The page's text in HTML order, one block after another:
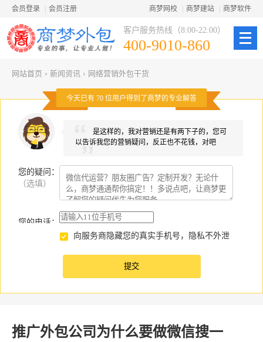
会员登录 会员注册 商梦网校 商梦建站 商梦软件
客户服务热线（8:00-22:00）
400-9010-860
网站首页 › 新闻资讯 › 网络营销外包干货
今天已有 70 位用户得到了商梦的专业解答
是这样的，我对营销还是有两下子的，您可
以告诉我您的营销疑问，反正也不花钱，对吧
您的疑问
（选填）
：
您的电话：
向服务商隐藏您的真实手机号，隐私不外泄
推广外包公司为什么要做微信搜一